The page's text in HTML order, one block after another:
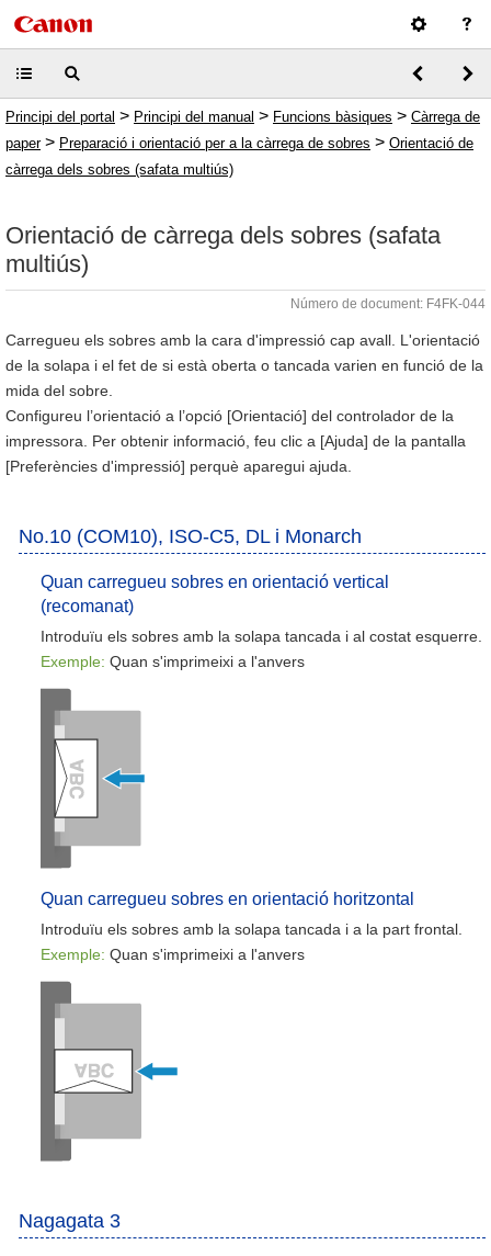
Principi del portal > Principi del manual > Funcions bàsiques > Càrrega de
paper> Preparació i orientació per a la càrrega de sobres > Orientació de
càrrega dels sobres (safata multiús)
Orientació de càrrega dels sobres (safata
multiús)
Número de document: F4FK-044
Carregueu els sobres amb la cara d'impressió cap avall. L'orientació
de la solapa i el fet de si està oberta o tancada varien en funció de la
mida del sobre.
Configureu l’orientació a l’opció [Orientació] del controlador de la
impressora. Per obtenir informació, feu clic a [Ajuda] de la pantalla
[Preferències d'impressió] perquè aparegui ajuda.
No.10 (COM10), ISO-C5, DL i Monarch
Quan carregueu sobres en orientació vertical
(recomanat)
Introduïu els sobres amb la solapa tancada i al costat esquerre.
Exemple: Quan s'imprimeixi a l'anvers
Quan carregueu sobres en orientació horitzontal
Introduïu els sobres amb la solapa tancada i a la part frontal.
Exemple: Quan s'imprimeixi a l'anvers
Nagagata 3